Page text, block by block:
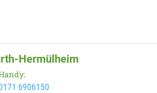
Hermülheim
6906150